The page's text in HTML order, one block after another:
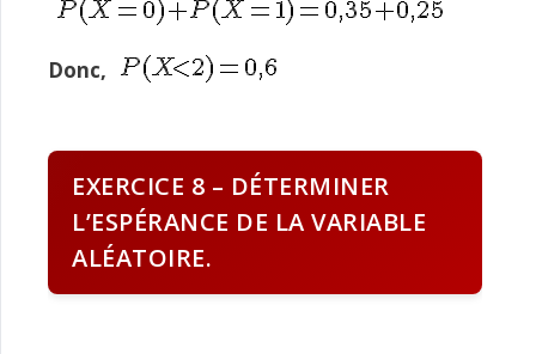
Donc,
EXERCICE 8 – DÉTERMINER
L’ESPÉRANCE DE LA VARIABLE
ALÉATOIRE.